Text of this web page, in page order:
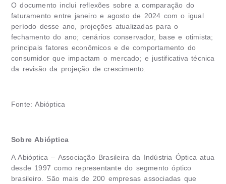
O documento inclui reflexões sobre a comparação do
faturamento entre janeiro e agosto de 2024 com o igual
período desse ano, projeções atualizadas para o
fechamento do ano; cenários conservador, base e otimista;
principais fatores econômicos e de comportamento do
consumidor que impactam o mercado; e justificativa técnica
da revisão da projeção de crescimento.
Fonte: Abióptica
Sobre Abióptica
A Abióptica – Associação Brasileira da Indústria Óptica atua
desde 1997 como representante do segmento óptico
brasileiro. São mais de 200 empresas associadas que